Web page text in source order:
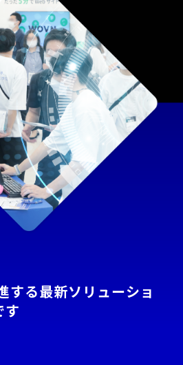
する最新ソリューショ
す